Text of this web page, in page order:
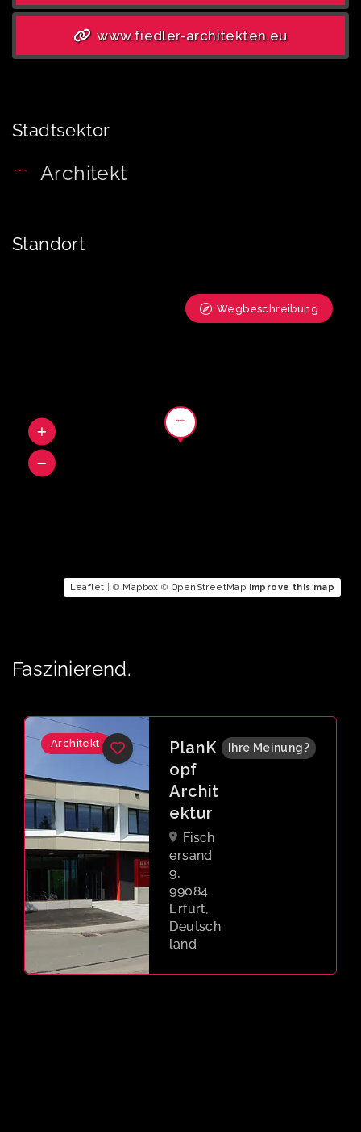
www.fiedler-architekten.eu
Stadtsektor
Architekt
Standort
Leaflet | © Mapbox © OpenStreetMap Improve this map
Wegbeschreibung
Faszinierend.
Architekt
britz-
archit
ekten
Löber
straße
19,
99084
Erfurt,
Deutsch
land
Ihre Meinung?